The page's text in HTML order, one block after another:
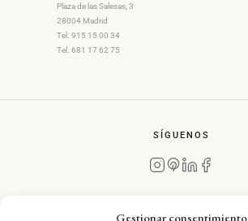
Gestionar consentimiento
Plaza de las Salesas, 3
28004 Madrid
Tel. 915 15 00 34
Tel. 681 17 62 75
SÍGUENOS